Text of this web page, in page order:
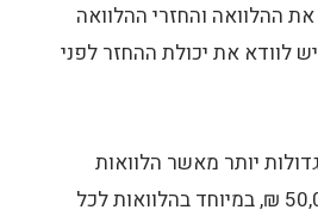
ההלוואה והחזרי ההלוואה
לוודא את יכולת ההחזר לפני
יותר מאשר הלוואות
בסכומים גבוהים מ-50,000 ₪, במיוחד בהלוואות לכל